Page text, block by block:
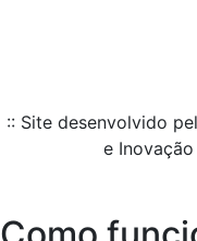
:: Site desenvolvido
e